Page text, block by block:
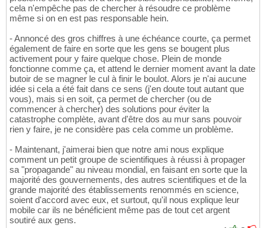
cela n'empêche pas de chercher à résoudre ce problème
même si on en est pas responsable hein.
- Annoncé des gros chiffres à une échéance courte, ça permet
également de faire en sorte que les gens se bougent plus
activement pour y faire quelque chose. Plein de monde
fonctionne comme ça, et attend le dernier moment avant la date
butoir de se magner le cul à finir le boulot. Alors je n'ai aucune
idée si cela a été fait dans ce sens (j'en doute tout autant que
vous), mais si en soit, ça permet de chercher (ou de
commencer à chercher) des solutions pour éviter la
catastrophe complète, avant d'être dos au mur sans pouvoir
rien y faire, je ne considère pas cela comme un problème.
- Maintenant, j'aimerai bien que notre ami nous explique
comment un petit groupe de scientifiques à réussi à propager
sa "propagande" au niveau mondial, en faisant en sorte que la
majorité des gouvernements, des autres scientifiques et de la
grande majorité des établissements renommés en science,
soient d'accord avec eux, et surtout, qu'il nous explique leur
mobile car ils ne bénéficient même pas de tout cet argent
soutiré aux gens.